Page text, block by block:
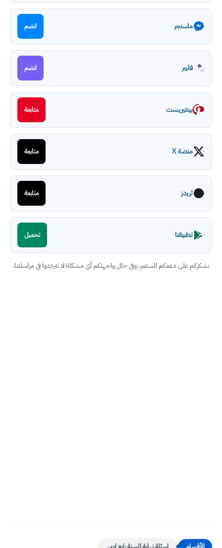
ماسنجر انضم
فايبر انضم
بينتيريست متابعة
منصة X متابعة
ثريدز متابعة
تطبيقنا تحميل
نشكركم على دعمكم المستمر، وفي حال واجهتكم أي مشكلة لا تترددوا في مراسلتنا.